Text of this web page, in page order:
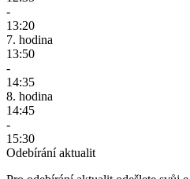
-
13:20
7. hodina
13:50
-
14:35
8. hodina
14:45
-
15:30
Odebírání aktualit